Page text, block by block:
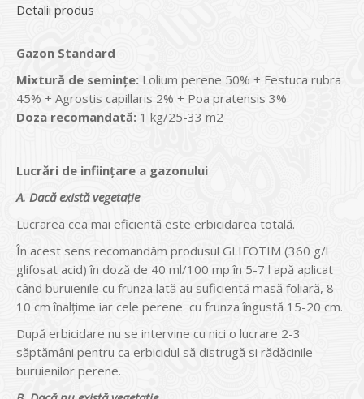
Detalii produs
Gazon Standard
Mixtură de seminţe: Lolium perene 50% + Festuca rubra
45% + Agrostis capillaris 2% + Poa pratensis 3%
Doza recomandată: 1 kg/25-33 m2
Lucrări de infiinţare a gazonului
A. Dacă există vegetaţie
Lucrarea cea mai eficientă este erbicidarea totală.
În acest sens recomandăm produsul GLIFOTIM (360 g/l
glifosat acid) în doză de 40 ml/100 mp în 5-7 l apă aplicat
când buruienile cu frunza lată au suficientă masă foliară, 8-
10 cm înalţime iar cele perene cu frunza îngustă 15-20 cm.
După erbicidare nu se intervine cu nici o lucrare 2-3
săptămâni pentru ca erbicidul să distrugă si rădăcinile
buruienilor perene.